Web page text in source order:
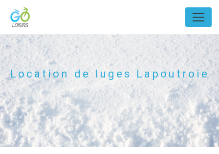
Location de luges Lapoutroie
Panneau de gestion des cookies